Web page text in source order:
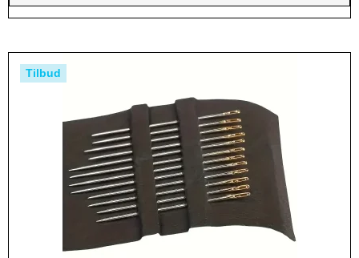
Tilbud